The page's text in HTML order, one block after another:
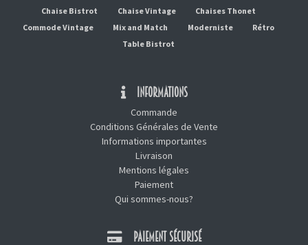
Chaise Bistrot
Chaise Vintage
Chaises Thonet
Commode Vintage
Mix and Match Moderniste
Rétro
Table Bistrot
INFORMATIONS
Commande
Conditions Générales de Vente
Informations importantes
Livraison
Mentions légales
Paiement
Qui sommes-nous?
PAIEMENT SÉCURISÉ